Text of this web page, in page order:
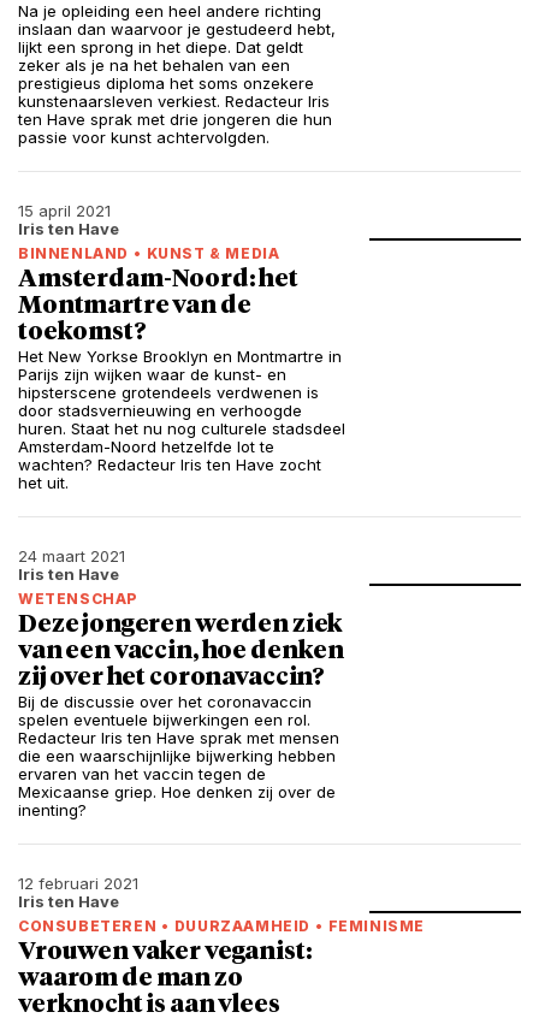
Na je opleiding een heel andere richting
inslaan dan waarvoor je gestudeerd hebt,
lijkt een sprong in het diepe. Dat geldt
zeker als je na het behalen van een
prestigieus diploma het soms onzekere
kunstenaarsleven verkiest. Redacteur Iris
ten Have sprak met drie jongeren die hun
passie voor kunst achtervolgden.
15 april 2021
Iris ten Have
BINNENLAND • KUNST & MEDIA
Amsterdam-Noord: het
Montmartre van de
toekomst?
Het New Yorkse Brooklyn en Montmartre in
Parijs zijn wijken waar de kunst- en
hipsterscene grotendeels verdwenen is
door stadsvernieuwing en verhoogde
huren. Staat het nu nog culturele stadsdeel
Amsterdam-Noord hetzelfde lot te
wachten? Redacteur Iris ten Have zocht
het uit.
24 maart 2021
Iris ten Have
WETENSCHAP
Deze jongeren werden ziek
van een vaccin, hoe denken
zij over het coronavaccin?
Bij de discussie over het coronavaccin
spelen eventuele bijwerkingen een rol.
Redacteur Iris ten Have sprak met mensen
die een waarschijnlijke bijwerking hebben
ervaren van het vaccin tegen de
Mexicaanse griep. Hoe denken zij over de
inenting?
12 februari 2021
Iris ten Have
CONSUBETEREN • DUURZAAMHEID • FEMINISME
Vrouwen vaker veganist:
waarom de man zo
verknocht is aan vlees